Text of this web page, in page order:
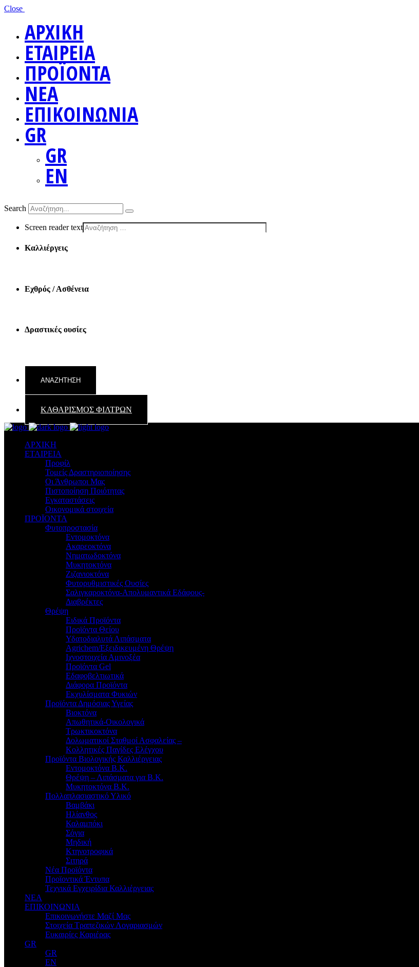
Close
ΑΡΧΙΚΗ
ΕΤΑΙΡΕΙΑ
ΠΡΟΪΟΝΤΑ
ΝΕΑ
ΕΠΙΚΟΙΝΩΝΙΑ
GR
GR
EN
Search
Screen reader text
Καλλιέργεις
Εχθρός / Ασθένεια
Δραστικές ουσίες
ΚΑΘΑΡΙΣΜΟΣ ΦΙΛΤΡΩΝ
ΑΡΧΙΚΗ
ΕΤΑΙΡΕΙΑ
Προφίλ
Τομείς Δραστηριοποίησης
Οι Άνθρωποι Μας
Πιστοποίηση Ποιότητας
Εγκαταστάσεις
Οικονομικά στοιχεία
ΠΡΟΪΟΝΤΑ
Φυτοπροστασία
Εντομοκτόνα
Ακαρεοκτόνα
Νηματωδοκτόνα
Μυκητοκτόνα
Ζιζανιοκτόνα
Φυτορυθμιστικές Ουσίες
Σαλιγκαροκτόνα-Απολυμαντικά Εδάφους-
Διαβρέκτες
Θρέψη
Ειδικά Προϊόντα
Προϊόντα Θείου
Υδατοδιαλυτά Λιπάσματα
Agrichem/Εξειδικευμένη Θρέψη
Ιχνοστοιχεία Αμινοξέα
Προϊόντα Gel
Εδαφοβελτιωτικά
Διάφορα Προϊόντα
Εκχυλίσματα Φυκιών
Προϊόντα Δημόσιας Υγείας
Βιοκτόνα
Απωθητικά-Οικολογικά
Τρωκτικοκτόνα
Δολωματικοί Σταθμοί Ασφαλείας –
Κολλητικές Παγίδες Ελέγχου
Προϊόντα Βιολογικής Καλλιέργειας
Εντομοκτόνα Β.Κ.
Θρέψη – Λιπάσματα για Β.Κ.
Μυκητοκτόνα Β.Κ.
Πολλαπλασιαστικό Υλικό
Βαμβάκι
Ηλίανθος
Καλαμπόκι
Σόγια
Μηδική
Κτηνοτροφικά
Σιτηρά
Νέα Προϊόντα
Προϊοντικά Έντυπα
Τεχνικά Εγχειρίδια Καλλιέργειας
ΝΕΑ
ΕΠΙΚΟΙΝΩΝΙΑ
Επικοινωνήστε Μαζί Μας
Στοιχεία Τραπεζικών Λογαριασμών
Ευκαιρίες Καριέρας
GR
GR
EN